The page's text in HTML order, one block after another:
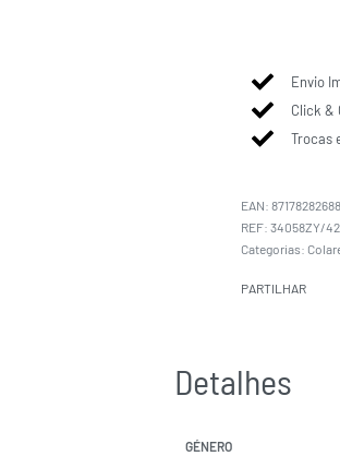
Envio
Click &
Trocas
EAN:
34058ZY/42
Categorias:
PARTILHAR
Detalhes
GÉNERO